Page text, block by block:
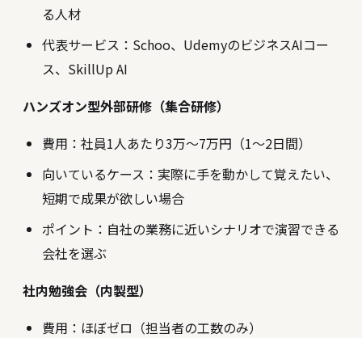
る人材
代表サービス：Schoo、UdemyのビジネスAIコー
ス、SkillUp AI
ハンズオン型外部研修（集合研修）
費用：社員1人あたり3万〜7万円（1〜2日間）
向いているケース：実際に手を動かして覚えたい、
短期で成果が欲しい場合
ポイント：自社の業務に近いシナリオで演習できる
会社を選ぶ
社内勉強会（内製型）
費用：ほぼゼロ（担当者の工数のみ）